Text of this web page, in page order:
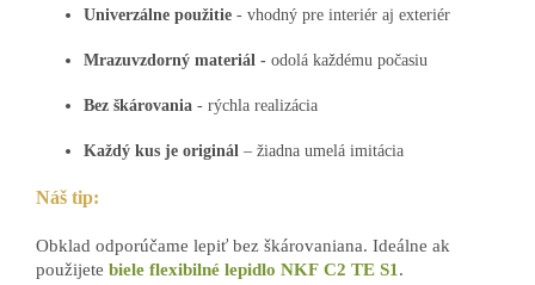
Univerzálne použitie - vhodný pre interiér aj exteriér
Mrazuvzdorný materiál - odolá každému počasiu
Bez škárovania - rýchla realizácia
Každý kus je originál – žiadna umelá imitácia
Náš tip:
Obklad odporúčame lepiť bez škárovaniana. Ideálne ak
použijete biele flexibilné lepidlo NKF C2 TE S1.